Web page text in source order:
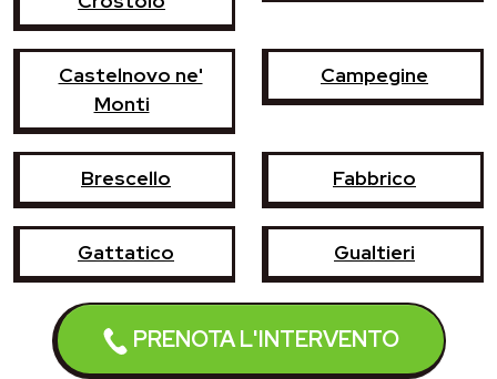
PRENOTA L'INTERVENTO
Castelnovo ne'
Monti
Campegine
Brescello Fabbrico
Gattatico Gualtieri
Luzzara Reggiolo